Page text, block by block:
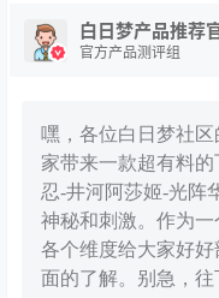
白日梦产品推荐
官方产品测评组
嘿，各位白日梦社
家带来一款超有料
忍-井河阿莎姬-光阵
神秘和刺激。作为
各个维度给大家好
面的了解。别急，往